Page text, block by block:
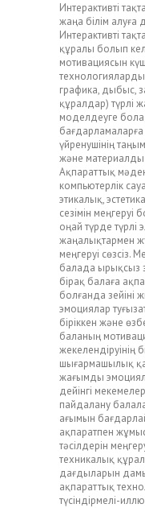
Интерактивті
жаңа білім алуға
Интерактивті
құралы болып
мотивациясын
графика, дыбыс,
құралдар) түрлі
моделдеуге
бағдарламаларға
үйренушінің
және материалды
Ақпараттық
компьютерлік
этикалық,
сезімін
оңай түрде түрлі
жаңалықтармен
меңгеруі сөзсіз.
балада ырықсыз
бірақ балаға
болғанда зейіні
эмоциялар
біріккен және
баланың
жекелендіруінің
шығармашылық
жағымды
дейінгі
пайдалану
ағымын
ақпаратпен
тәсілдерін
техникалық
дағдыларын
ақпараттық
түсіндірмелі-